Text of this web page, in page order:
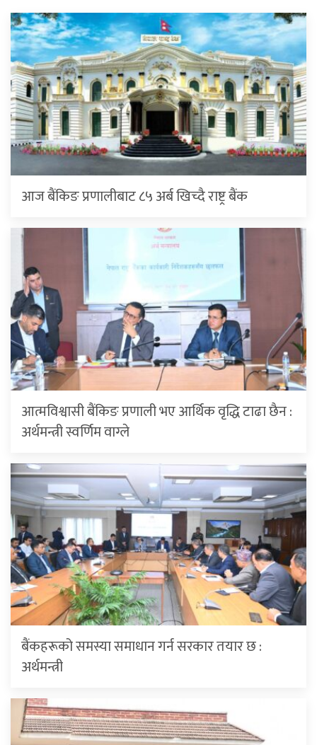
आज बैंकिङ प्रणालीबाट ८५ अर्ब खिच्दै राष्ट्र बैंक
आत्मविश्वासी बैंकिङ प्रणाली भए आर्थिक वृद्धि टाढा छैन :
अर्थमन्त्री स्वर्णिम वाग्ले
बैंकहरूको समस्या समाधान गर्न सरकार तयार छ :
अर्थमन्त्री